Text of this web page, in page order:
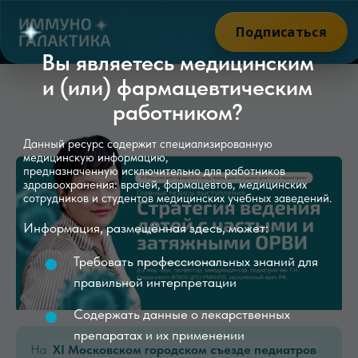
Подписаться
На XI Московском городском съезде педиатров
Вы являетесь медицинским
и (или) фармацевтическим
работником?
Нажимая «Остаться» и оставаясь
на сайте, вы подтверждаете,
что являетесь медицинским и (или)
фармацевтическим работником
и принимаете на себя ответственность
за несоблюдение указанного
Данный ресурс содержит специализированную
медицинскую информацию,
предназначенную исключительно для работников
сотрудников и студентов медицинских учебных заведений.
Для получения информации о здоровье
проконсультируйтесь со специалистом.
Информация, размещённая здесь, может:
Требовать профессиональных знаний для
правильной интерпретации
Содержать данные о лекарственных
препаратах и их применении
Включать материалы, которые при
неправильном использовании могут нанести
вред здоровью